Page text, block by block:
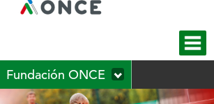
Mostrar
menú
Fundación ONCE